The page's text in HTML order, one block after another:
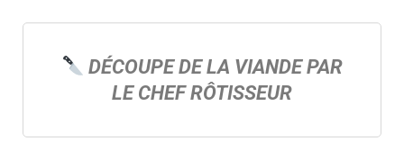
DÉCOUPE DE LA VIANDE PAR
LE CHEF RÔTISSEUR